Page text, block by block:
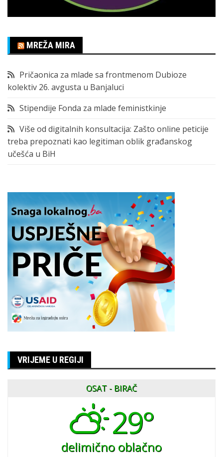
MREŽA MIRA
Pričaonica za mlade sa frontmenom Dubioze
kolektiv 26. avgusta u Banjaluci
Stipendije Fonda za mlade feministkinje
Više od digitalnih konsultacija: Zašto online peticije
treba prepoznati kao legitiman oblik građanskog
učešća u BiH
VRIJEME U REGIJI
OSAT - BIRAČ
29°
delimično oblačno